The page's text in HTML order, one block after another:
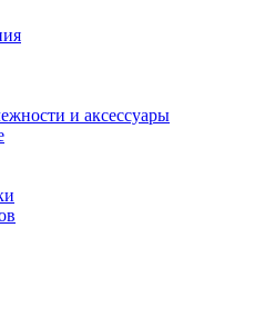
и аксессуары